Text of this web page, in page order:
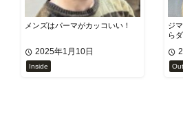
メンズはパーマがカッコいい！
2025年1月10日
Inside
ジ
ら